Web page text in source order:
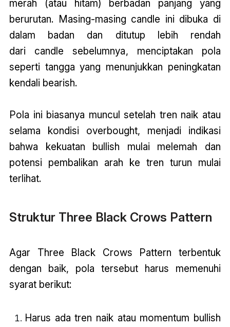
merah (atau hitam) berbadan panjang yang
berurutan. Masing-masing candle ini dibuka di
dalam badan dan ditutup lebih rendah
dari candle sebelumnya, menciptakan pola
seperti tangga yang menunjukkan peningkatan
kendali bearish.
Pola ini biasanya muncul setelah tren naik atau
selama kondisi overbought, menjadi indikasi
bahwa kekuatan bullish mulai melemah dan
potensi pembalikan arah ke tren turun mulai
terlihat.
Struktur Three Black Crows Pattern
Agar Three Black Crows Pattern terbentuk
dengan baik, pola tersebut harus memenuhi
syarat berikut:
Harus ada tren naik atau momentum bullish